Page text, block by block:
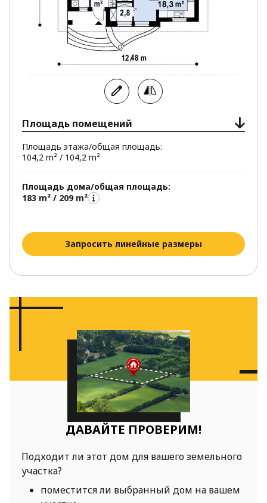
Площадь помещений
Площадь этажа/общая площадь:
104,2 m² / 104,2 m²
Площадь дома/общая площадь:
183 m² / 209 m²
Запросить линейные размеры
ДАВАЙТЕ ПРОВЕРИМ!
Подходит ли этот дом для вашего земельного
участка?
поместится ли выбранный дом на вашем